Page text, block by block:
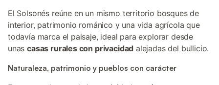
El Solsonés reúne en un mismo territorio bosques de
interior, patrimonio románico y una vida agrícola que
todavía marca el paisaje, ideal para explorar desde
unascasas rurales con privacidad alejadas del bullicio.
Naturaleza, patrimonio y pueblos con carácter